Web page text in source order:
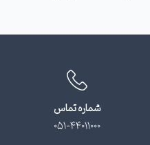
شماره تماس
051-44011000